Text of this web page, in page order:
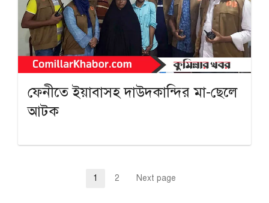
ফেনীতে ইয়াবাসহ দাউদকান্দির মা-ছেলে
আটক
Page
1 Page
2 Next page